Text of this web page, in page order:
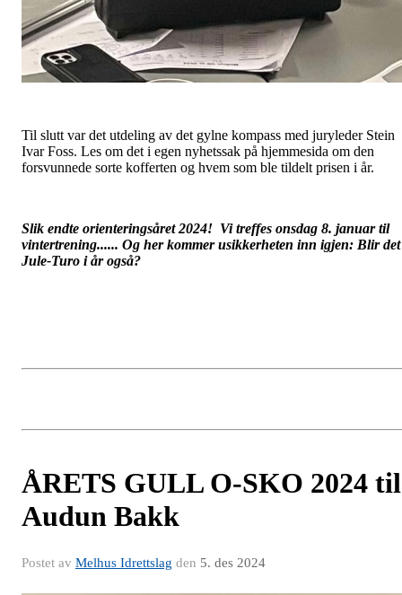
Til slutt var det utdeling av det gylne kompass med juryleder Stein
Ivar Foss. Les om det i egen nyhetssak på hjemmesida om den
forsvunnede sorte kofferten og hvem som ble tildelt prisen i år.
Slik endte orienteringsåret 2024! Vi treffes onsdag 8. januar til
vintertrening...... Og her kommer usikkerheten inn igjen: Blir det
Jule-Turo i år også?
ÅRETS GULL O-SKO 2024 til
Audun Bakk
Postet av Melhus Idrettslag den 5. des 2024